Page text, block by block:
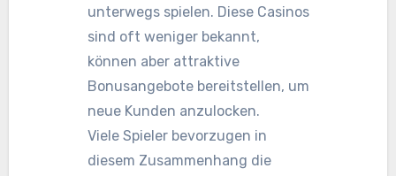
unterwegs spielen. Diese Casinos
sind oft weniger bekannt,
können aber attraktive
Bonusangebote bereitstellen, um
neue Kunden anzulocken.
Viele Spieler bevorzugen in
diesem Zusammenhang die